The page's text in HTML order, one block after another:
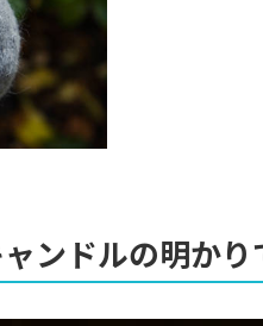
ンドルの明かり